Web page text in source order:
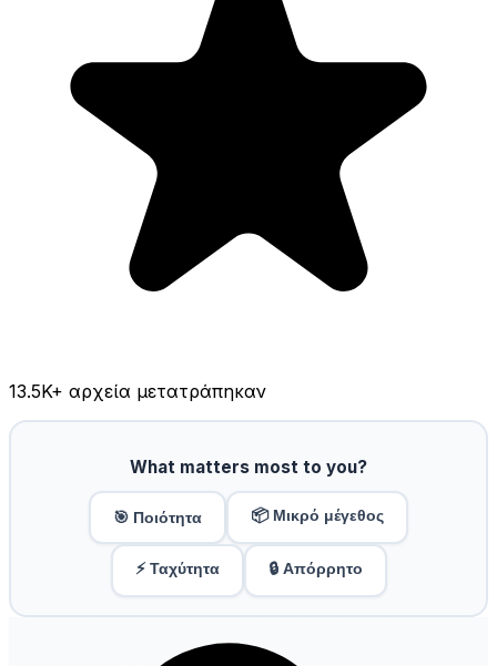
13.5K+ αρχεία μετατράπηκαν
What matters most to you?
🎯 Ποιότητα 📦 Μικρό μέγεθος
⚡ Ταχύτητα 🔒 Απόρρητο